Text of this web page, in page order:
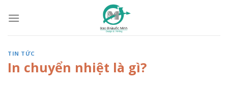
TIN TỨC
In chuyển nhiệt là gì?